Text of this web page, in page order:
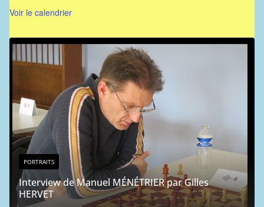
Voir le calendrier
par Gilles
PORTRAITS
Portrait chinois : Jean-Michel
9 mai 2024 Rogemont Alain
Liens vers l'ICCF.